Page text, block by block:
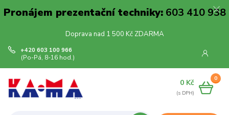
Pronájem prezentační techniky:603 410 938
Doprava nad 1 500 Kč ZDARMA
+420 603 100 966
(Po-Pá, 8-16 hod.)
0
0 Kč